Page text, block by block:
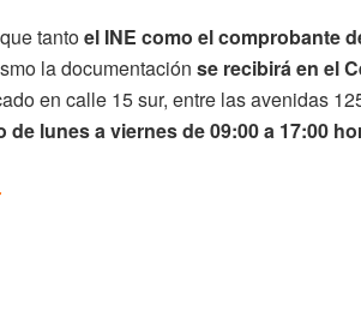
tantoel INE como el comprobante
la documentación se recibirá en el
en calle 15 sur, entre las avenidas
de lunes a viernes de 09:00 a 17:00